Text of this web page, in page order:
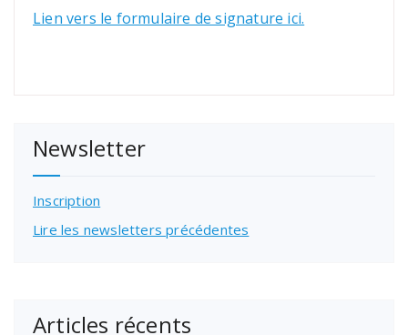
Lien vers le formulaire de signature ici.
Newsletter
Inscription
Lire les newsletters précédentes
Articles récents